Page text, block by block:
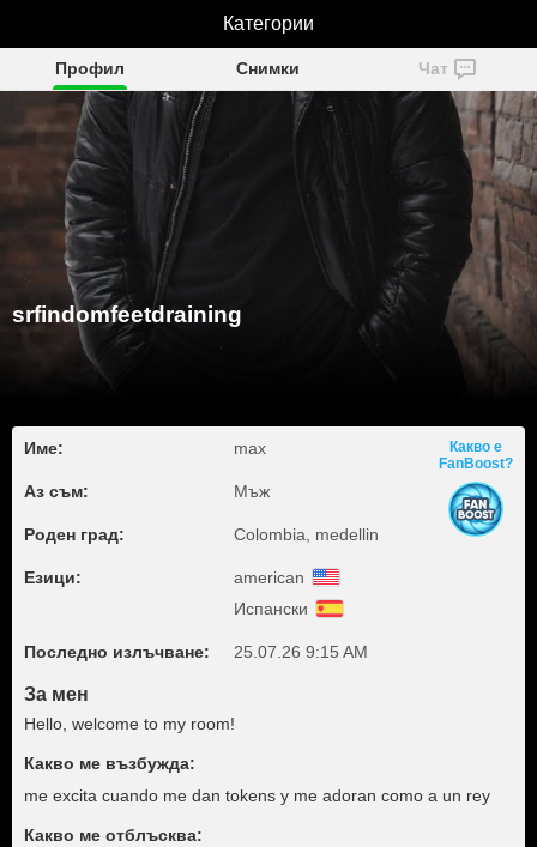
srfindomfeetdraining
Профил Снимки Чат
srfindomfeetdraining
Име: max
Аз съм: Мъж
Роден град: Colombia, medellin
Езици:
american
Испански
Последно излъчване: 25.07.26 9:15 AM
Какво е
FanBoost?
За мен
Hello, welcome to my room!
Какво ме възбужда:
me excita cuando me dan tokens y me adoran como a un rey
Какво ме отблъсква:
Категории